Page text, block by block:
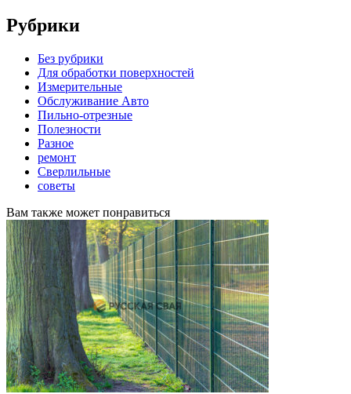
Рубрики
Без рубрики
Для обработки поверхностей
Измерительные
Обслуживание Авто
Пильно-отрезные
Полезности
Разное
ремонт
Сверлильные
советы
Вам также может понравиться